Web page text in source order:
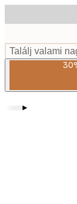
to
content.
Találj valami
▸